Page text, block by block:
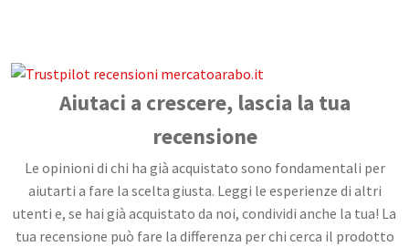
Aiutaci a crescere, lascia la tua
recensione
Le opinioni di chi ha già acquistato sono fondamentali per
aiutarti a fare la scelta giusta. Leggi le esperienze di altri
utenti e, se hai già acquistato da noi, condividi anche la tua! La
tua recensione può fare la differenza per chi cerca il prodotto